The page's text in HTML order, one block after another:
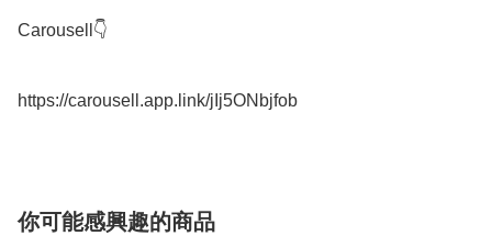
Carousell👇
你可能感興趣的商品